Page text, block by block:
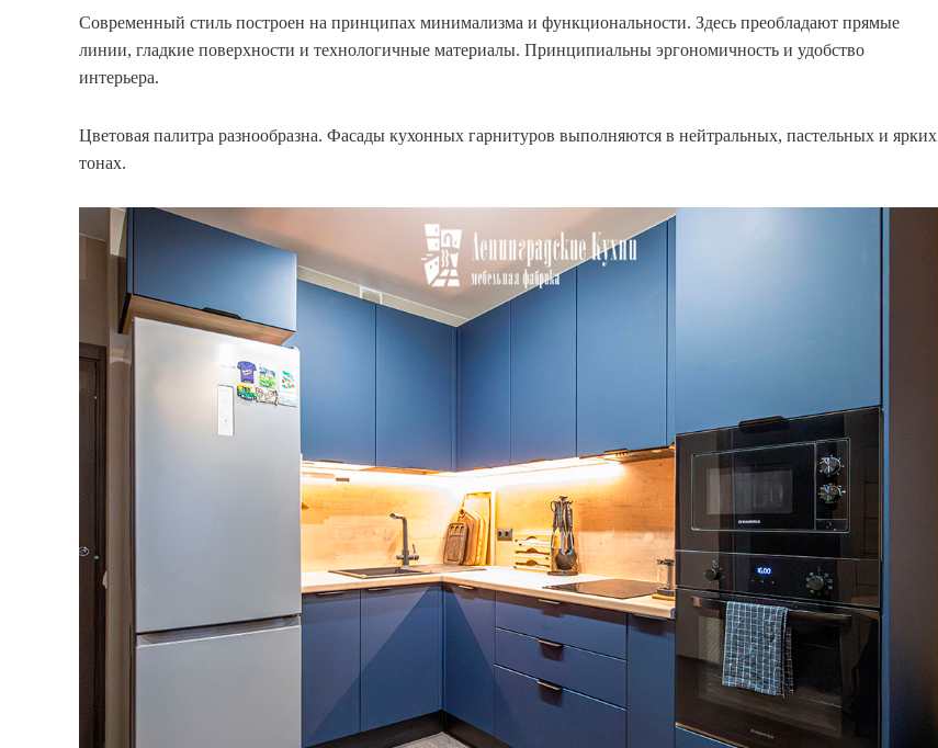
Современный стиль построен на принципах минимализма и функциональности. Здесь преобладают прямые
линии, гладкие поверхности и технологичные материалы. Принципиальны эргономичность и удобство
интерьера.
Цветовая палитра разнообразна. Фасады кухонных гарнитуров выполняются в нейтральных, пастельных и ярких
тонах.